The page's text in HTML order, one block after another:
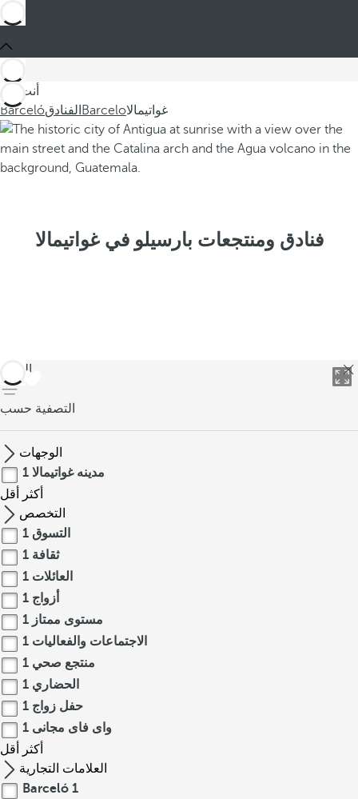
أنت في
Barcelóالفنادق Barceloغواتيمالا
فنادق ومنتجعات بارسيلو في غواتيمالا
العودة
التصفية حسب
الوجهات
مدينه غواتيمالا 1
أكثر
أقل
التخصص
التسوق 1
ثقافة 1
العائلات 1
أزواج 1
مستوى ممتاز 1
الاجتماعات والفعاليات 1
منتجع صحي 1
الحضاري 1
حفل زواج 1
واى فاى مجانى 1
أكثر
أقل
العلامات التجارية
Barceló 1